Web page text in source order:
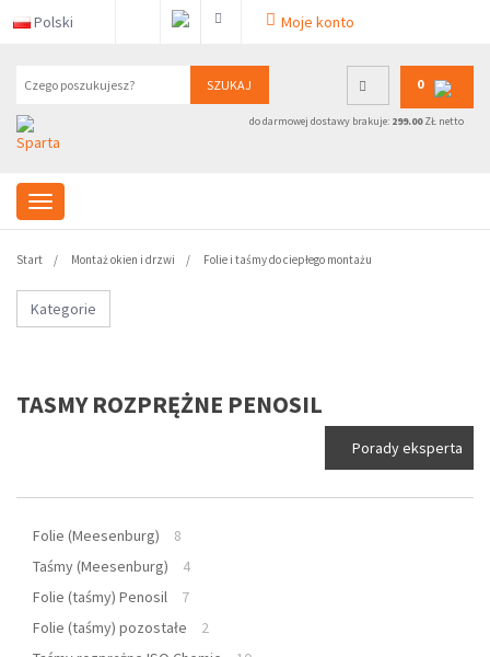
Polski Moje konto
SZUKAJ 0
do darmowej dostawy brakuje: 299.00ZŁ netto
Start Montaż okien i drzwi Folie i taśmy do ciepłego montażu
Kategorie
TASMY ROZPRĘŻNE PENOSIL
Porady eksperta
Folie (Meesenburg)
8
Taśmy (Meesenburg)
4
Folie (taśmy) Penosil
7
Folie (taśmy) pozostałe
2